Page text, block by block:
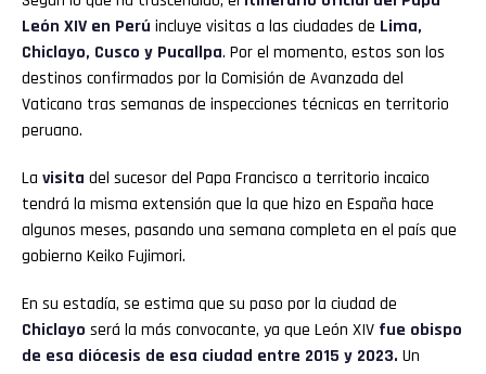
León XIV en Perú incluye visitas a las ciudades de Lima,
Chiclayo, Cusco y Pucallpa. Por el momento, estos son los
destinos confirmados por la Comisión de Avanzada del
Vaticano tras semanas de inspecciones técnicas en territorio
peruano.
La visita del sucesor del Papa Francisco a territorio incaico
tendrá la misma extensión que la que hizo en España hace
algunos meses, pasando una semana completa en el país que
gobierno Keiko Fujimori.
En su estadía, se estima que su paso por la ciudad de
Chiclayo será la más convocante, ya que León XIV fue obispo
de esa diócesis de esa ciudad entre 2015 y 2023. Un